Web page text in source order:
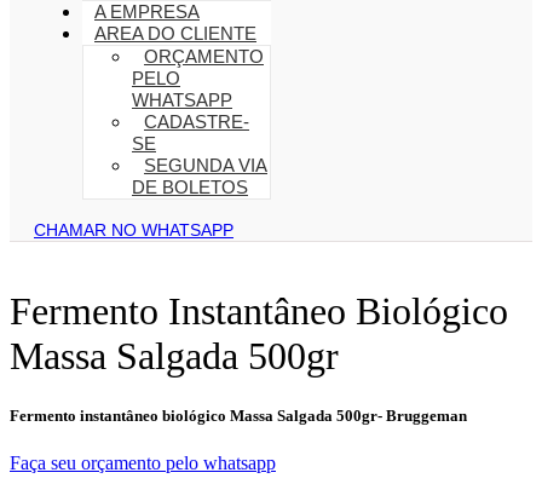
A EMPRESA
AREA DO CLIENTE
ORÇAMENTO
PELO
WHATSAPP
CADASTRE-
SE
SEGUNDA VIA
DE BOLETOS
CHAMAR NO WHATSAPP
Fermento Instantâneo Biológico
Massa Salgada 500gr
Fermento instantâneo biológico Massa Salgada 500gr- Bruggeman
Faça seu orçamento pelo whatsapp